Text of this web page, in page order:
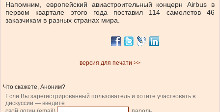
Напомним, европейский авиастроительный концерн Airbus в
первом квартале этого года поставил 114 самолетов 46
заказчикам в разных странах мира.
версия для печати >>
Что скажете, Аноним?
Если Вы зарегистрированный пользователь и хотите участвовать в
дискуссии — введите